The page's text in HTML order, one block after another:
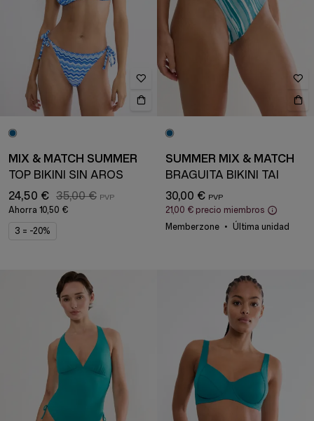
MIX & MATCH SUMMER
TOP BIKINI SIN AROS
24,50 € 35,00 €
Ahorra 10,50 €
3 = -20%
SUMMER MIX & MATCH
BRAGUITA BIKINI TAI
30,00 €
21,00 € precio miembros
Memberzone
Última unidad